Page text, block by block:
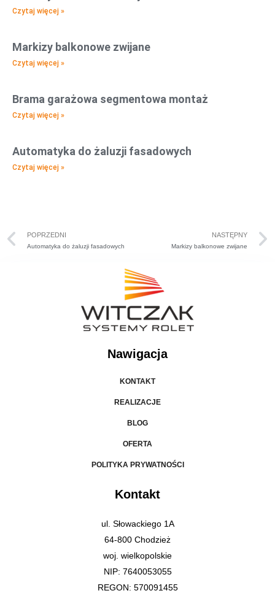
Czytaj więcej »
Markizy balkonowe zwijane
Czytaj więcej »
Brama garażowa segmentowa montaż
Czytaj więcej »
Automatyka do żaluzji fasadowych
Czytaj więcej »
POPRZEDNI
Automatyka do żaluzji fasadowych
NASTĘPNY
Markizy balkonowe zwijane
Nawigacja
KONTAKT
REALIZACJE
BLOG
OFERTA
POLITYKA PRYWATNOŚCI
Kontakt
ul. Słowackiego 1A
64-800 Chodzież
woj. wielkopolskie
NIP: 7640053055
REGON: 570091455